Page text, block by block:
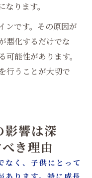
ります。
ンです。その原因が
悪化するだけでな
能性があります。
行うことが大切で
影響は深
き理由
なく、子供にとって